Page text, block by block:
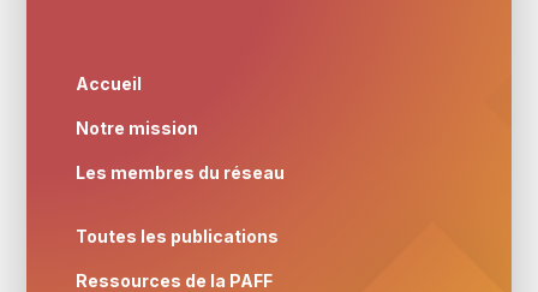
Accueil
Notre mission
Les membres du réseau
Toutes les publications
Ressources de la PAFF